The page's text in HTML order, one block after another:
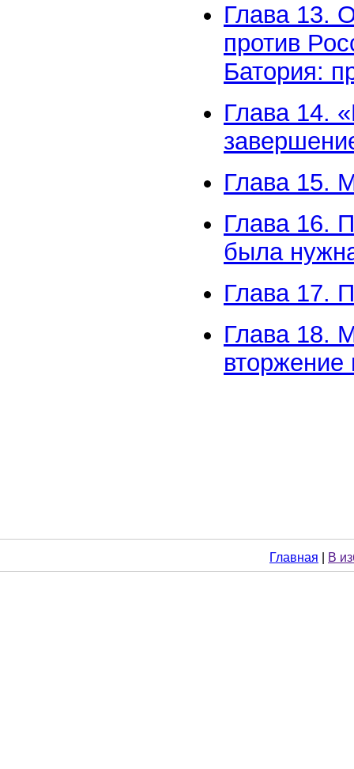
Глава 13.
против
Батория:
Глава 14.
Глава 15.
Глава 16.
была
Глава 17.
Глава 18.
Главная В